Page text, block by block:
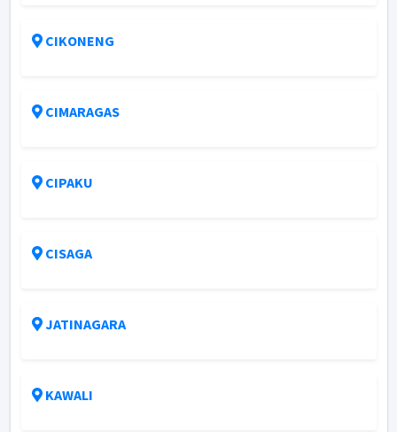
CIKONENG
CIMARAGAS
CIPAKU
CISAGA
JATINAGARA
KAWALI